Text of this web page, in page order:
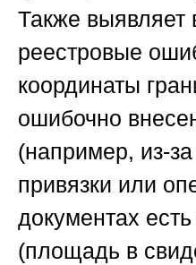
Также выявляет
реестровые
координаты
ошибочно
(например, из-
привязки или
документах
(площадь в